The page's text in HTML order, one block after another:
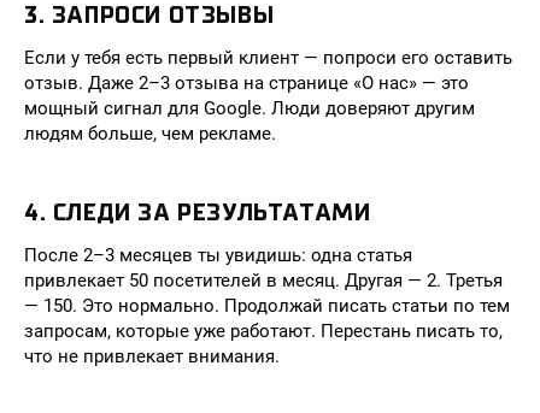
3. ЗАПРОСИ ОТЗЫВЫ
Если у тебя есть первый клиент — попроси его оставить
отзыв. Даже 2–3 отзыва на странице «О нас» — это
мощный сигнал для Google. Люди доверяют другим
людям больше, чем рекламе.
4. СЛЕДИ ЗА РЕЗУЛЬТАТАМИ
После 2–3 месяцев ты увидишь: одна статья
привлекает 50 посетителей в месяц. Другая — 2. Третья
— 150. Это нормально. Продолжай писать статьи по тем
запросам, которые уже работают. Перестань писать то,
что не привлекает внимания.